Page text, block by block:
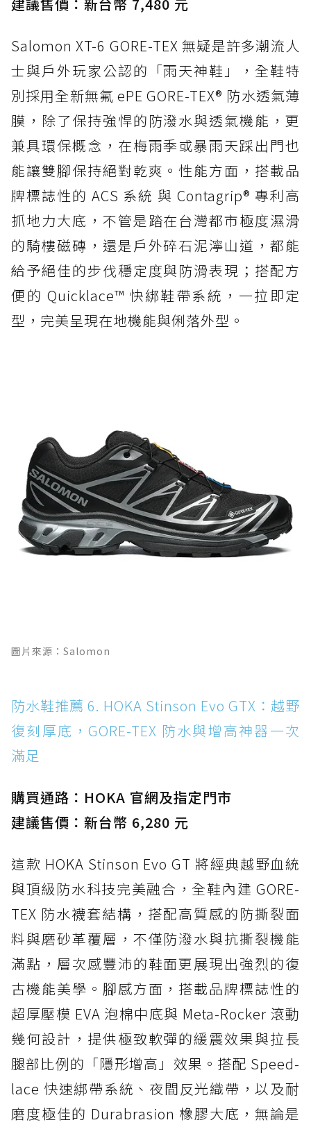
Salomon XT-6 GORE-TEX 無疑是許多潮流人
士與戶外玩家公認的「雨天神鞋」，全鞋特
別採用全新無氟 ePE GORE-TEX® 防水透氣薄
膜，除了保持強悍的防潑水與透氣機能，更
兼具環保概念，在梅雨季或暴雨天踩出門也
能讓雙腳保持絕對乾爽。性能方面，搭載品
牌標誌性的 ACS 系統 與 Contagrip® 專利高
抓地力大底，不管是踏在台灣都市極度濕滑
的騎樓磁磚，還是戶外碎石泥濘山道，都能
給予絕佳的步伐穩定度與防滑表現；搭配方
便的 Quicklace™ 快綁鞋帶系統，一拉即定
型，完美呈現在地機能與俐落外型。
圖片來源：Salomon
防水鞋推薦 6. HOKA Stinson Evo GTX：越野
復刻厚底，GORE-TEX 防水與增高神器一次
滿足
購買通路：HOKA 官網及指定門市
建議售價：新台幣 6,280 元
這款 HOKA Stinson Evo GT 將經典越野血統
與頂級防水科技完美融合，全鞋內建 GORE-
TEX 防水襪套結構，搭配高質感的防撕裂面
料與磨砂革覆層，不僅防潑水與抗撕裂機能
滿點，層次感豐沛的鞋面更展現出強烈的復
古機能美學。腳感方面，搭載品牌標誌性的
超厚壓模 EVA 泡棉中底與 Meta-Rocker 滾動
幾何設計，提供極致軟彈的緩震效果與拉長
腿部比例的「隱形增高」效果。搭配 Speed-
lace 快速綁帶系統、夜間反光織帶，以及耐
磨度極佳的 Durabrasion 橡膠大底，無論是